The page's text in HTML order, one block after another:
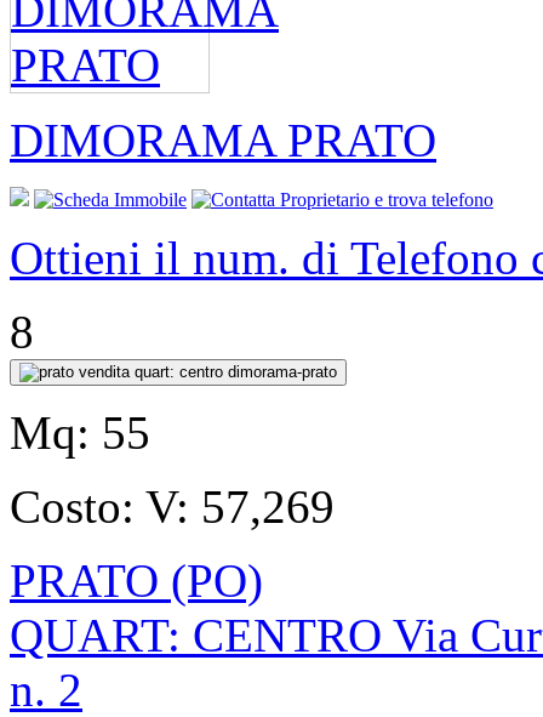
DIMORAMA PRATO
Ottieni il num. di Telefono
8
Mq: 55
Costo: V: 57,269
PRATO (PO)
QUART: CENTRO Via
n. 2